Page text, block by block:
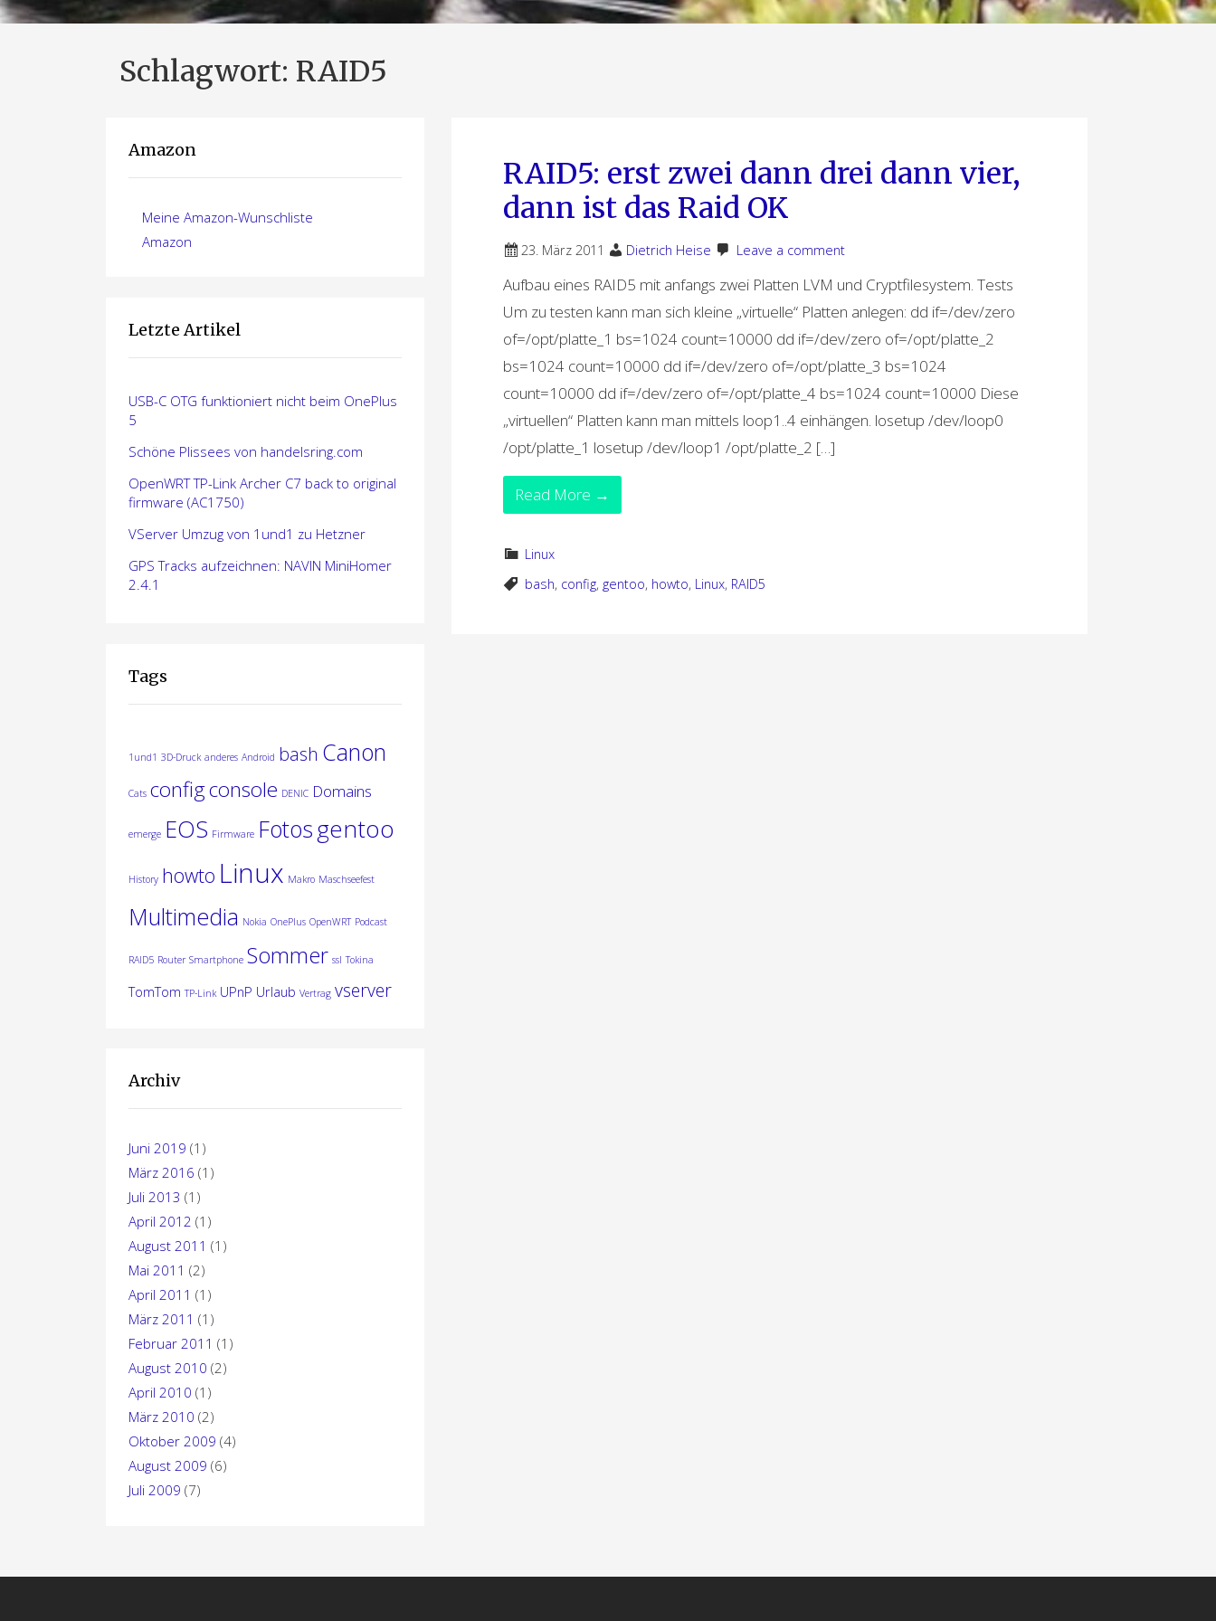
Schlagwort: RAID5
RAID5: erst zwei dann drei dann vier,
dann ist das Raid OK
23. März 2011 Dietrich Heise Leave a comment
Aufbau eines RAID5 mit anfangs zwei Platten LVM und Cryptfilesystem. Tests
Um zu testen kann man sich kleine „virtuelle“ Platten anlegen: dd if=/dev/zero
of=/opt/platte_1 bs=1024 count=10000 dd if=/dev/zero of=/opt/platte_2
bs=1024 count=10000 dd if=/dev/zero of=/opt/platte_3 bs=1024
count=10000 dd if=/dev/zero of=/opt/platte_4 bs=1024 count=10000 Diese
„virtuellen“ Platten kann man mittels loop1..4 einhängen. losetup /dev/loop0
/opt/platte_1 losetup /dev/loop1 /opt/platte_2 […]
Read More →
Linux
bash, config, gentoo, howto, Linux, RAID5
Amazon
Meine Amazon-Wunschliste
Amazon
Letzte Artikel
USB-C OTG funktioniert nicht beim OnePlus
5
Schöne Plissees von handelsring.com
OpenWRT TP-Link Archer C7 back to original
firmware (AC1750)
VServer Umzug von 1und1 zu Hetzner
GPS Tracks aufzeichnen: NAVIN MiniHomer
2.4.1
Tags
1und1 3D-Druck anderes Android bash Canon
Cats configconsole DENIC Domains
emerge EOS Firmware Fotosgentoo
History howto Linux Makro Maschseefest
Multimedia Nokia OnePlus OpenWRT Podcast
RAID5 Router Smartphone Sommer ssl Tokina
TomTom TP-Link UPnP Urlaub Vertrag vserver
Archiv
Juni 2019 (1)
März 2016 (1)
Juli 2013 (1)
April 2012 (1)
August 2011 (1)
Mai 2011 (2)
April 2011 (1)
März 2011 (1)
Februar 2011 (1)
August 2010 (2)
April 2010 (1)
März 2010 (2)
Oktober 2009 (4)
August 2009 (6)
Juli 2009 (7)